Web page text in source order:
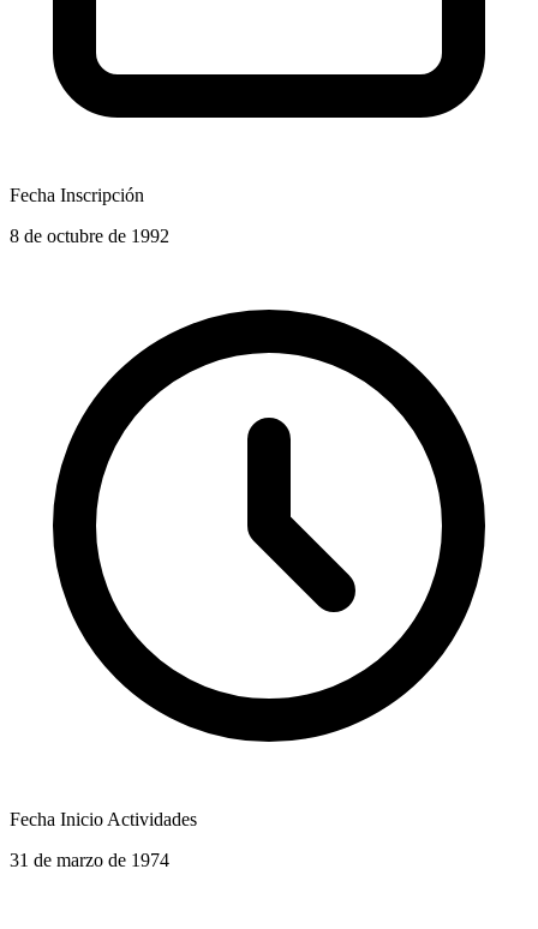
Fecha Inscripción
8 de octubre de 1992
Fecha Inicio Actividades
31 de marzo de 1974